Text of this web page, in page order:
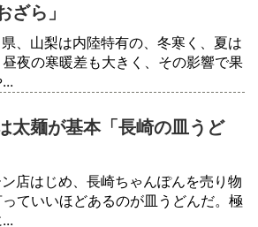
ざら」
、山梨は内陸特有の、冬寒く、夏は
夜の寒暖差も大きく、その影響で果
太麺が基本「長崎の皿うど
店はじめ、長崎ちゃんぽんを売り物
ていいほどあるのが皿うどんだ。極